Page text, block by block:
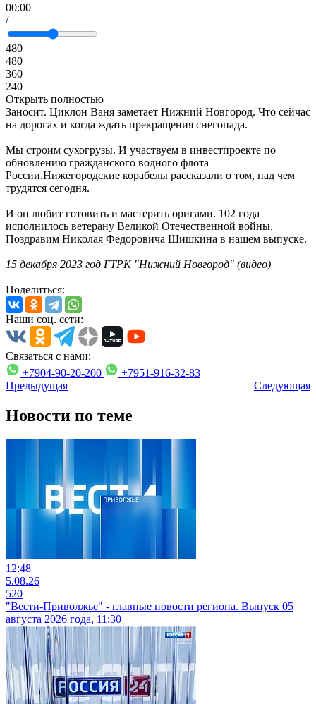
00:00
/
480
480
360
240
Открыть полностью
Заносит. Циклон Ваня заметает Нижний Новгород. Что сейчас
на дорогах и когда ждать прекращения снегопада.
Мы строим сухогрузы. И участвуем в инвестпроекте по
обновлению гражданского водного флота
России.Нижегородские корабелы рассказали о том, над чем
трудятся сегодня.
И он любит готовить и мастерить оригами. 102 года
исполнилось ветерану Великой Отечественной войны.
Поздравим Николая Федоровича Шишкина в нашем выпуске.
15 декабря 2023 год ГТРК "Нижний Новгород" (видео)
Поделиться:
Наши соц. сети:
Связаться с нами:
+7904-90-20-200
+7951-916-32-83
Предыдущая
Следующая
Новости по теме
12:48
5.08.26
520
"Вести-Приволжье" - главные новости региона. Выпуск 05
августа 2026 года, 11:30